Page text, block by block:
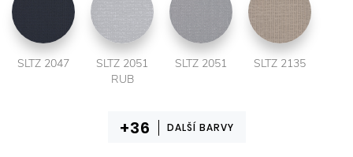
SLTZ 2047
SLTZ 2051
RUB
SLTZ 2051 SLTZ 2135
DALŠÍ BARVY